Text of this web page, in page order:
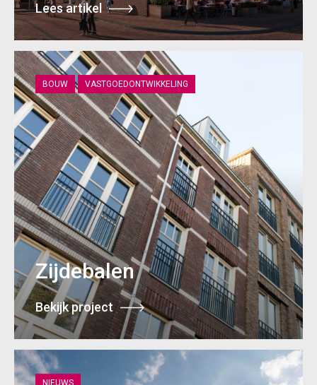
Lees artikel
BOUW VASTGOEDONTWIKKELING
Zijdebalen
Bekijk project
NIEUWS